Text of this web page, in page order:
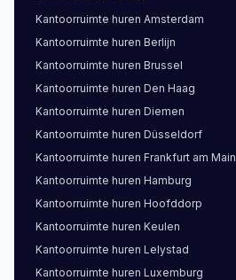
Kantoorruimte huren Amsterdam
Kantoorruimte huren Berlijn
Kantoorruimte huren Brussel
Kantoorruimte huren Den Haag
Kantoorruimte huren Diemen
Kantoorruimte huren Düsseldorf
Kantoorruimte huren Frankfurt am Main
Kantoorruimte huren Hamburg
Kantoorruimte huren Hoofddorp
Kantoorruimte huren Keulen
Kantoorruimte huren Lelystad
Kantoorruimte huren Luxemburg